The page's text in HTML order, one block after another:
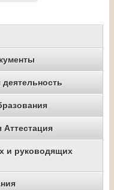
Аттестация
и руководящих